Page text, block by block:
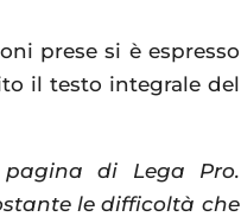
prese si è espresso
il testo integrale del
di Lega Pro.
le difficoltà che